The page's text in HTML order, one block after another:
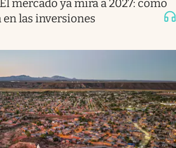
El mercado ya mira a 2027: cómo
las inversiones